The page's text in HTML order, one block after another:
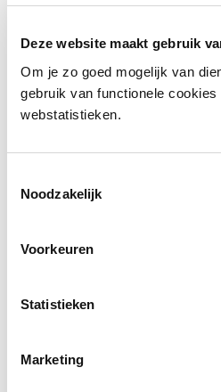
Deze website maakt gebruik
Om je zo goed mogelijk van
gebruik van functionele
webstatistieken.
Noodzakelijk
Voorkeuren
Statistieken
Marketing
Voorbeeld ingevulde
Dilemma kaartjes
Links